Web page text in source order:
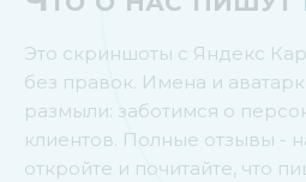
Это скриншоты с Яндекс
без правок. Имена и
размыли: заботимся о
клиентов. Полные отзывы -
откройте и почитайте, что